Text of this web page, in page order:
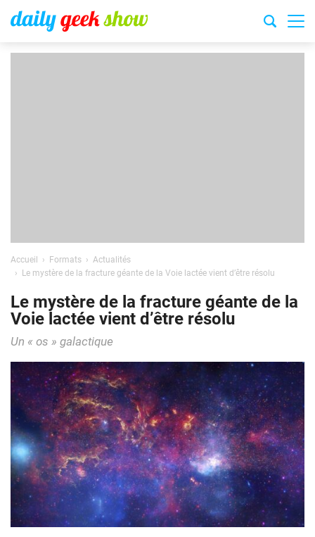
Accueil Formats
Actualités
Le mystère de la fracture géante de la Voie lactée vient d’être résolu
Le mystère de la fracture géante de la
Voie lactée vient d’être résolu
Un « os » galactique